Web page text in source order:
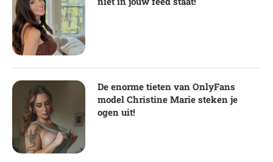
De enorme tieten van OnlyFans
model Christine Marie steken je
ogen uit!